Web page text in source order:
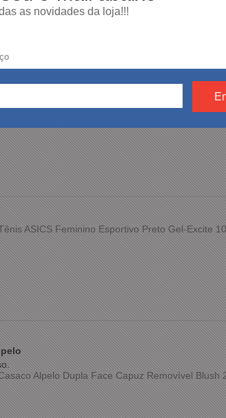
as novidades da loja!!!
100% dos clientes
ASICS Feminino Esportivo Preto Gel-Excite 10
Alpelo Dupla Face Capuz Removível Blush